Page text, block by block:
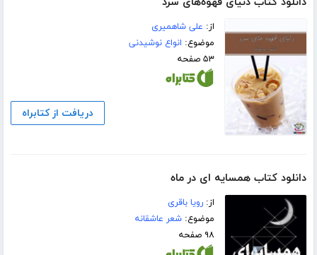
از: علی شاهمیری
موضوع: انواع نوشیدنی
۵۳ صفحه
دریافت از کتابراه
دانلود کتاب همسایه ای در ماه
از:رویا باقری
موضوع:شعر عاشقانه
۹۸ صفحه